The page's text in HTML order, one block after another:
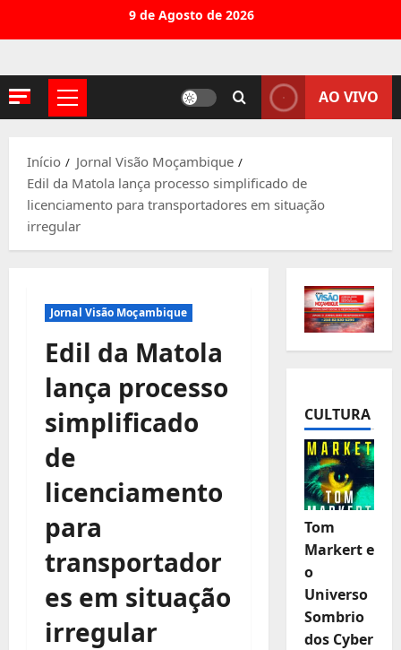
conteúdo
9 de Agosto de 2026
Menu
AO VIVO
Início
Jornal Visão Moçambique
Edil da Matola lança processo simplificado de
licenciamento para transportadores em situação
irregular
Jornal Visão Moçambique
Edil da Matola
lança processo
simplificado
de
licenciamento
para
transportador
es em situação
irregular
CULTURA
Tom
Markert e
o
Universo
Sombrio
dos Cyber